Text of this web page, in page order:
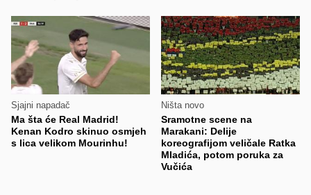
Sjajni napadač
Ma šta će Real Madrid!
Kenan Kodro skinuo osmjeh
s lica velikom Mourinhu!
Ništa novo
Sramotne scene na
Marakani: Delije
koreografijom veličale Ratka
Mladića, potom poruka za
Vučića